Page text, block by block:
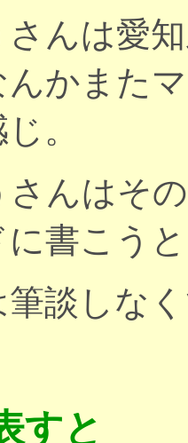
んは愛
んかまた
。
さんはそ
に書こう
筆談しな
すと